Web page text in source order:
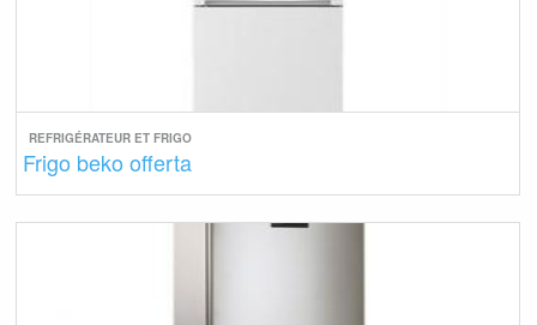
REFRIGÉRATEUR ET FRIGO
Frigo beko offerta